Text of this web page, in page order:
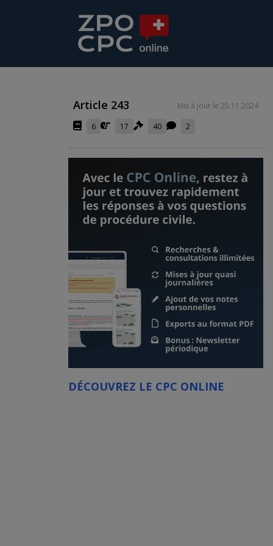
Article 243
Mis à jour le 25.11.2024
6
17 40 2
DÉCOUVREZ LE CPC ONLINE